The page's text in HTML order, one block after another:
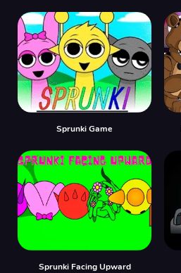
Sprunki Game
Sprunki Facing Upward